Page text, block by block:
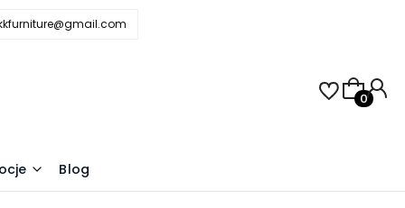
Produkty
Blog